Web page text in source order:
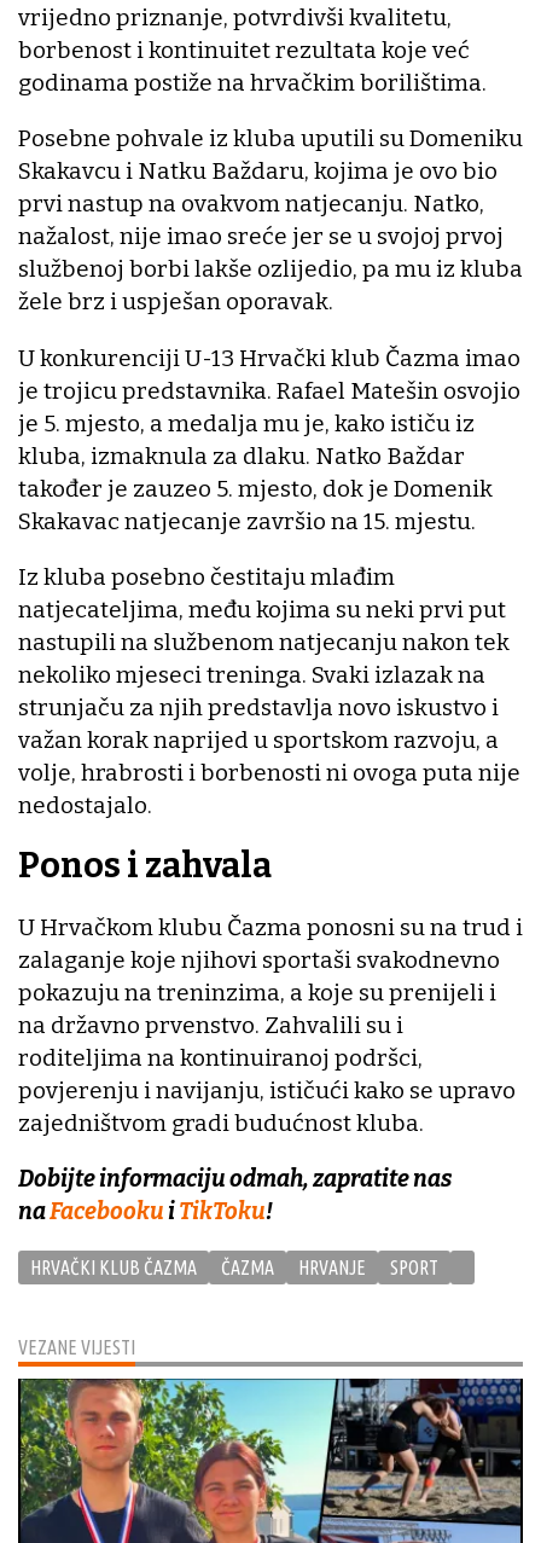
VEZANE VIJESTI
vrijedno priznanje, potvrdivši kvalitetu,
borbenost i kontinuitet rezultata koje već
godinama postiže na hrvačkim borilištima.
Posebne pohvale iz kluba uputili su Domeniku
Skakavcu i Natku Baždaru, kojima je ovo bio
prvi nastup na ovakvom natjecanju. Natko,
nažalost, nije imao sreće jer se u svojoj prvoj
službenoj borbi lakše ozlijedio, pa mu iz kluba
žele brz i uspješan oporavak.
U konkurenciji U-13 Hrvački klub Čazma imao
je trojicu predstavnika. Rafael Matešin osvojio
je 5. mjesto, a medalja mu je, kako ističu iz
kluba, izmaknula za dlaku. Natko Baždar
također je zauzeo 5. mjesto, dok je Domenik
Skakavac natjecanje završio na 15. mjestu.
Iz kluba posebno čestitaju mlađim
natjecateljima, među kojima su neki prvi put
nastupili na službenom natjecanju nakon tek
nekoliko mjeseci treninga. Svaki izlazak na
strunjaču za njih predstavlja novo iskustvo i
važan korak naprijed u sportskom razvoju, a
volje, hrabrosti i borbenosti ni ovoga puta nije
nedostajalo.
Ponos i zahvala
U Hrvačkom klubu Čazma ponosni su na trud i
zalaganje koje njihovi sportaši svakodnevno
pokazuju na treninzima, a koje su prenijeli i
na državno prvenstvo. Zahvalili su i
roditeljima na kontinuiranoj podršci,
povjerenju i navijanju, ističući kako se upravo
zajedništvom gradi budućnost kluba.
Dobijte informaciju odmah, zapratite nas
naFacebookuiTikToku!
HRVAČKI KLUB ČAZMA ČAZMA HRVANJE SPORT